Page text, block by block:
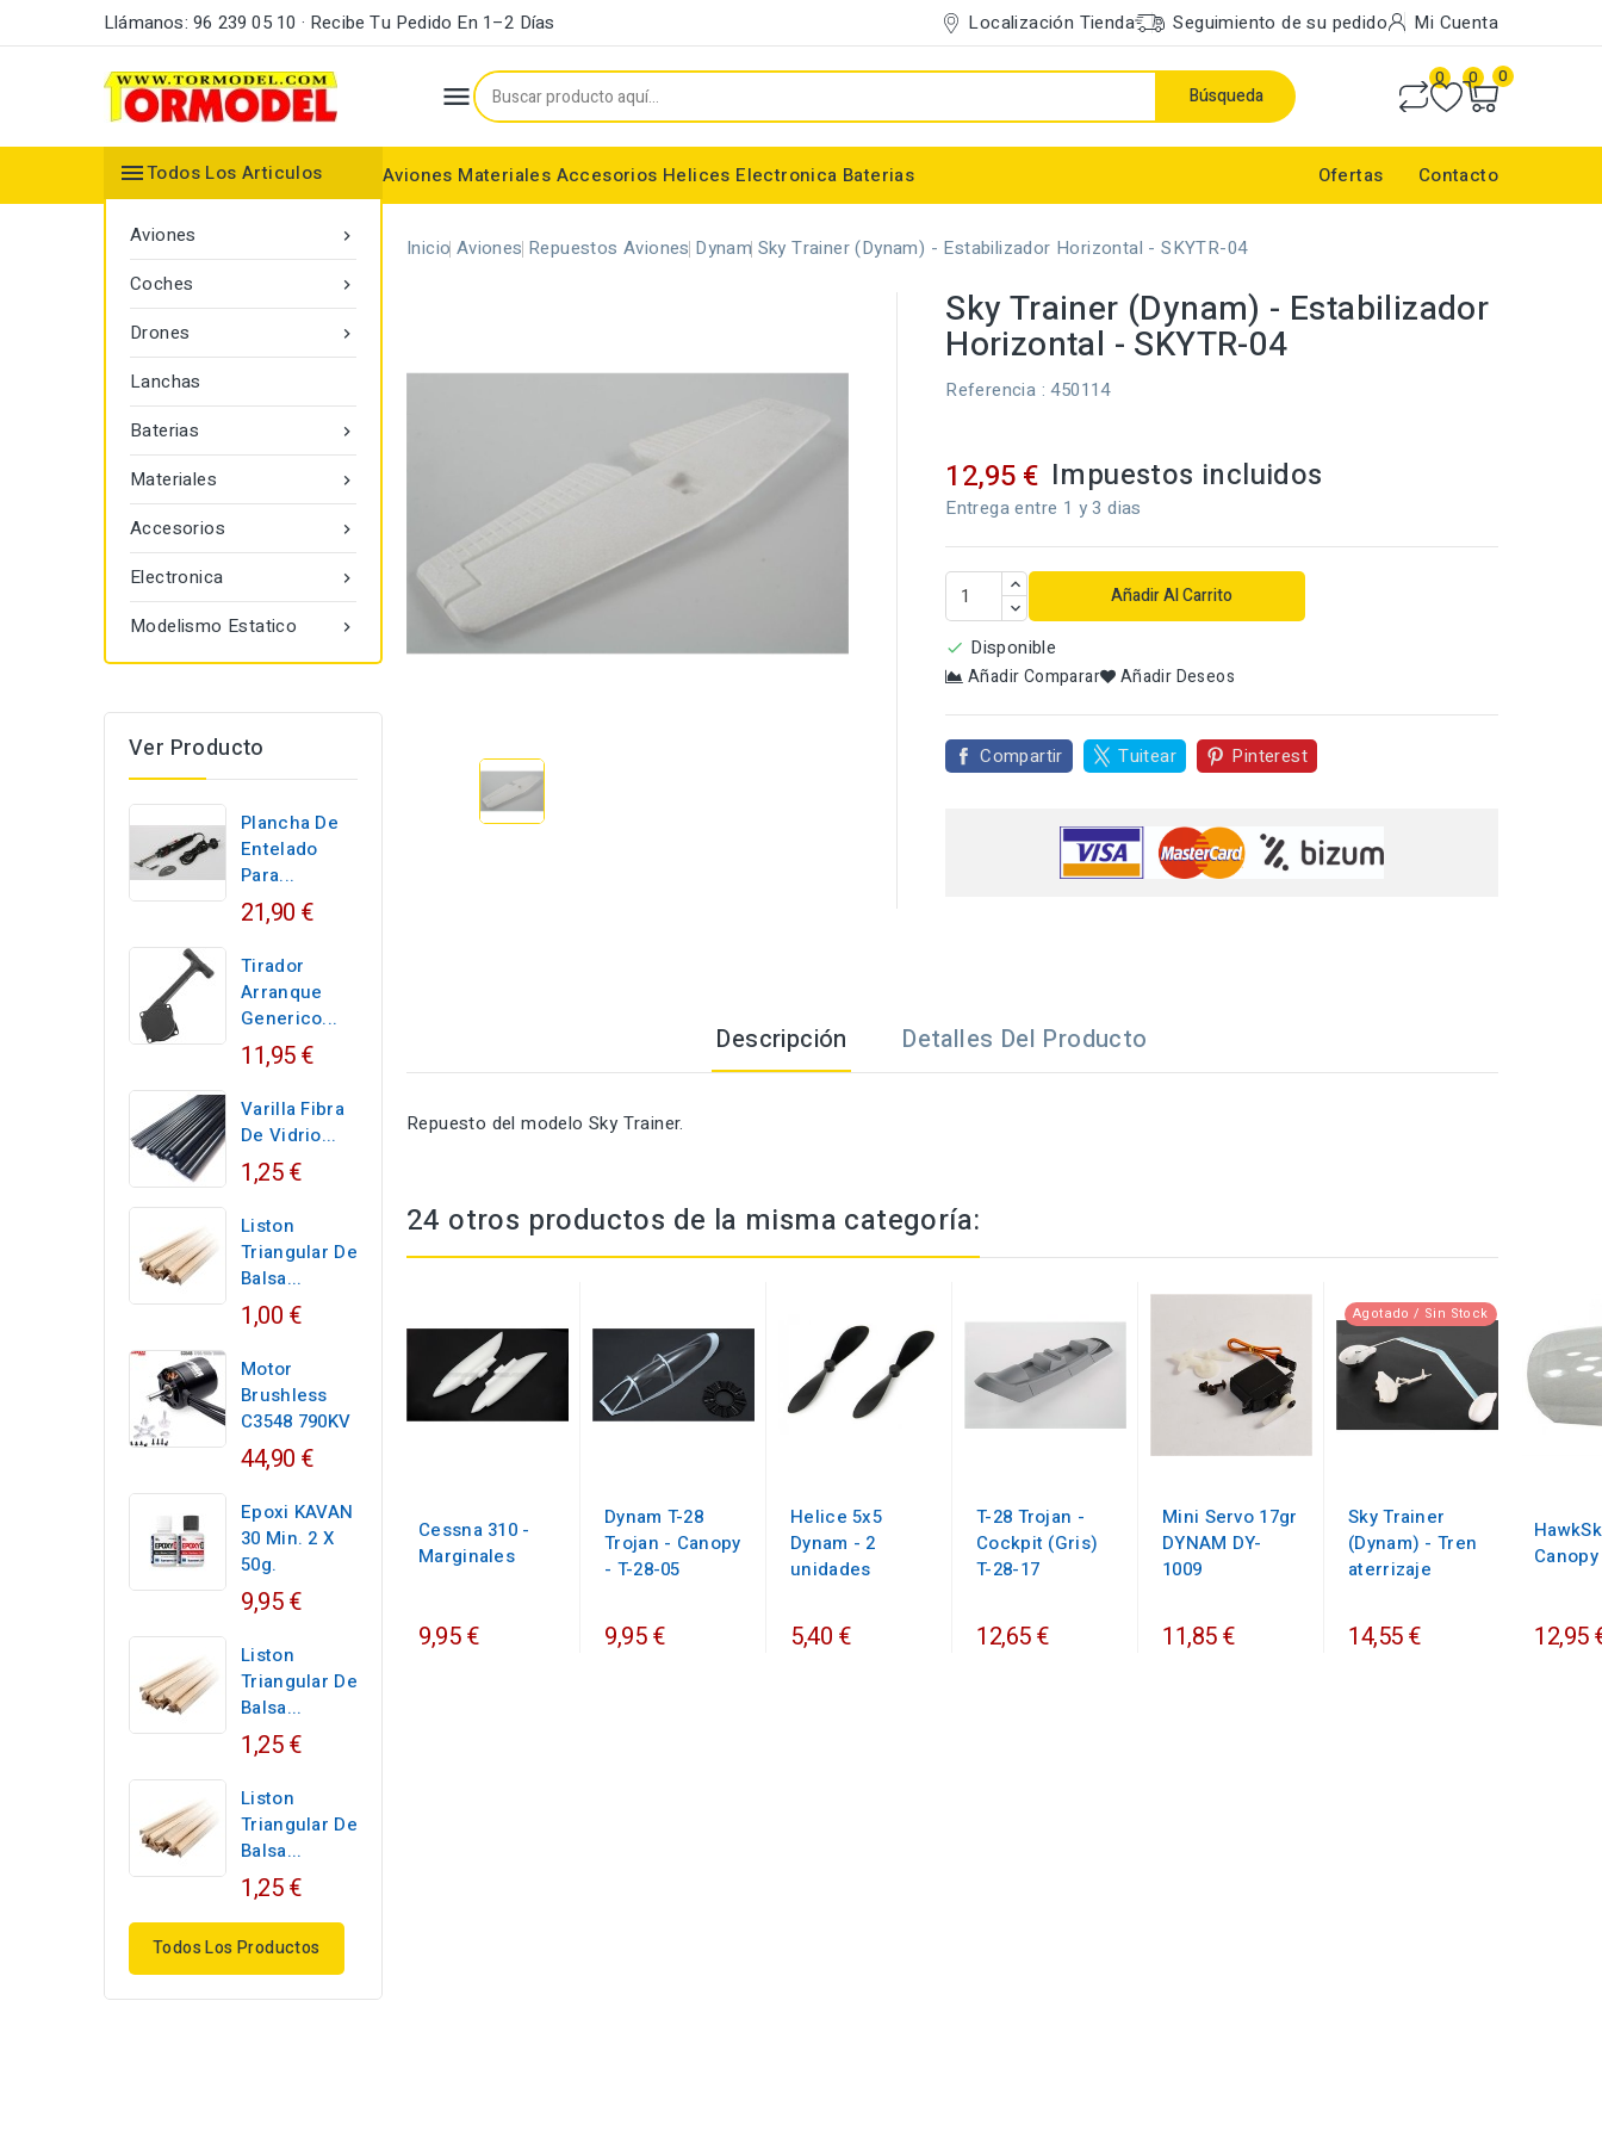
Llámanos: 96 239 05 10 · Recibe Tu Pedido En 1–2 Días Localización Tienda Seguimiento de su pedido Mi Cuenta
 Búsqueda
0 0 0
Aviones Materiales Accesorios Helices Electronica Baterias Ofertas Contacto
Todos Los Articulos

Aviones

Coches

Drones
Lanchas

Baterias

Materiales

Accesorios

Electronica

Modelismo Estatico
Ver Producto
Plancha De
Entelado
Para...
21,90 €
Tirador
Arranque
Generico...
11,95 €
Varilla Fibra
De Vidrio...
1,25 €
Liston
Triangular De
Balsa...
1,00 €
Motor
Brushless
C3548 790KV
44,90 €
Epoxi KAVAN
30 Min. 2 X
50g.
9,95 €
Liston
Triangular De
Balsa...
1,25 €
Liston
Triangular De
Balsa...
1,25 €
Todos Los Productos
Inicio Aviones Repuestos Aviones Dynam Sky Trainer (Dynam) - Estabilizador Horizontal - SKYTR-04
Sky Trainer (Dynam) - Estabilizador
Horizontal - SKYTR-04
Referencia : 450114
12,95 € Impuestos incluidos
Entrega entre 1 y 3 dias
Añadir Al Carrito
 Disponible
Añadir Comparar Añadir Deseos
Compartir Tuitear Pinterest
Descripción Detalles Del Producto
Repuesto del modelo Sky Trainer.
24 otros productos de la misma categoría:
Cessna 310 -
Marginales
9,95 €
Dynam T-28
Trojan - Canopy
- T-28-05
9,95 €
Helice 5x5
Dynam - 2
unidades
5,40 €
T-28 Trojan -
Cockpit (Gris)
T-28-17
12,65 €
Mini Servo 17gr
DYNAM DY-
1009
11,85 €
Agotado / Sin Stock
Sky Trainer
(Dynam) - Tren
aterrizaje
14,55 €
Canopy
12,95